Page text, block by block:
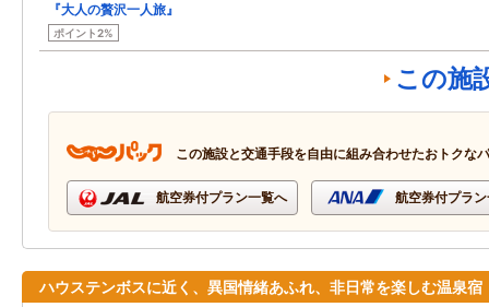
『大人の贅沢一人旅』
ポイント2%
この施
この施設と交通手段を自由に組み合わせたおトクな
航空券付プラン一覧へ 航空券付プラ
ハウステンボスに近く、異国情緒あふれ、非日常を楽しむ温泉宿